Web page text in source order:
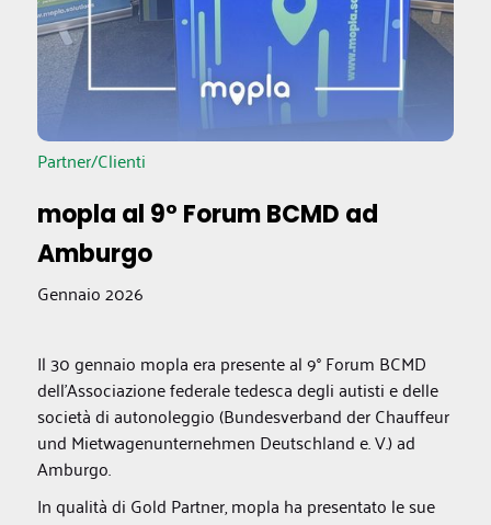
Partner/Clienti
mopla al 9° Forum BCMD ad
Amburgo
Gennaio 2026
Il 30 gennaio mopla era presente al 9° Forum BCMD
dell'Associazione federale tedesca degli autisti e delle
società di autonoleggio (Bundesverband der Chauffeur
und Mietwagenunternehmen Deutschland e. V.) ad
Amburgo.
In qualità di Gold Partner, mopla ha presentato le sue